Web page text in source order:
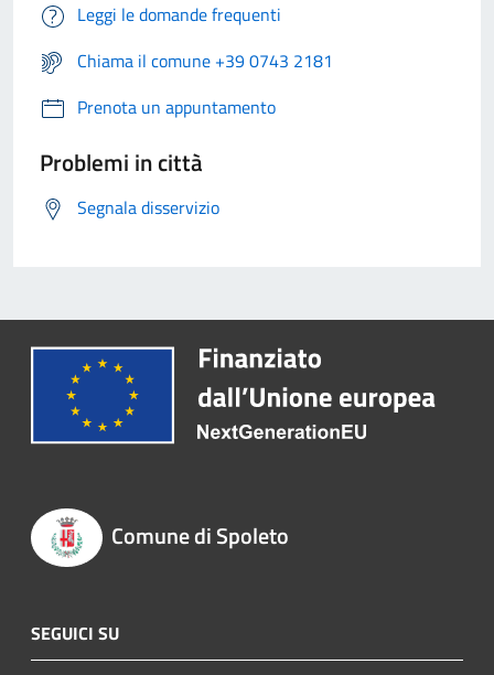
Leggi le domande frequenti
Chiama il comune +39 0743 2181
Prenota un appuntamento
Problemi in città
Segnala disservizio
Comune di Spoleto
SEGUICI SU